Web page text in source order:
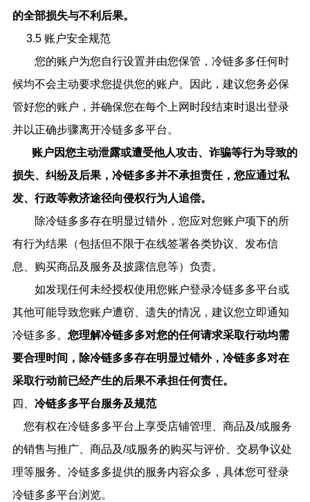
的全部损失与不利后果。
3.5 账户安全规范
您的账户为您自行设置并由您保管，冷链多多任何时
候均不会主动要求您提供您的账户。因此，建议您务必保
管好您的账户，并确保您在每个上网时段结束时退出登录
并以正确步骤离开冷链多多平台。
账户因您主动泄露或遭受他人攻击、诈骗等行为导致的
损失、纠纷及后果， 冷链多多并不承担责任，您应通过私
发、行政等救济途径向侵权行为人追偿。
除冷链多多存在明显过错外，您应对您账户项下的所
有行为结果（包括但不限于在线签署各类协议、发布信
息、购买商品及服务及披露信息等）负责。
如发现任何未经授权使用您账户登录冷链多多平台或
其他可能导致您账户遭窃、遗失的情况，建议您立即通知
冷链多多。 您理解冷链多多对您的任何请求采取行动均需
要合理时间，除冷链多多存在明显过错外， 冷链多多对在
采取行动前已经产生的后果不承担任何责任。
四、 冷链多多平台服务及规范
您有权在冷链多多平台上享受店铺管理、商品及/或服务
的销售与推广、商品及/或服务的购买与评价、交易争议处
理等服务。 冷链多多提供的服务内容众多，具体您可登录
冷链多多平台浏览。